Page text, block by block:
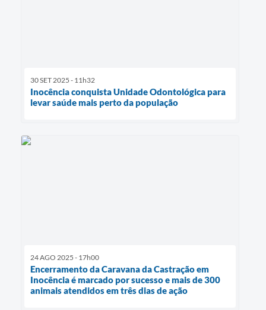
30 SET 2025 - 11h32
Inocência conquista Unidade Odontológica para
levar saúde mais perto da população
24 AGO 2025 - 17h00
Encerramento da Caravana da Castração em
Inocência é marcado por sucesso e mais de 300
animais atendidos em três dias de ação